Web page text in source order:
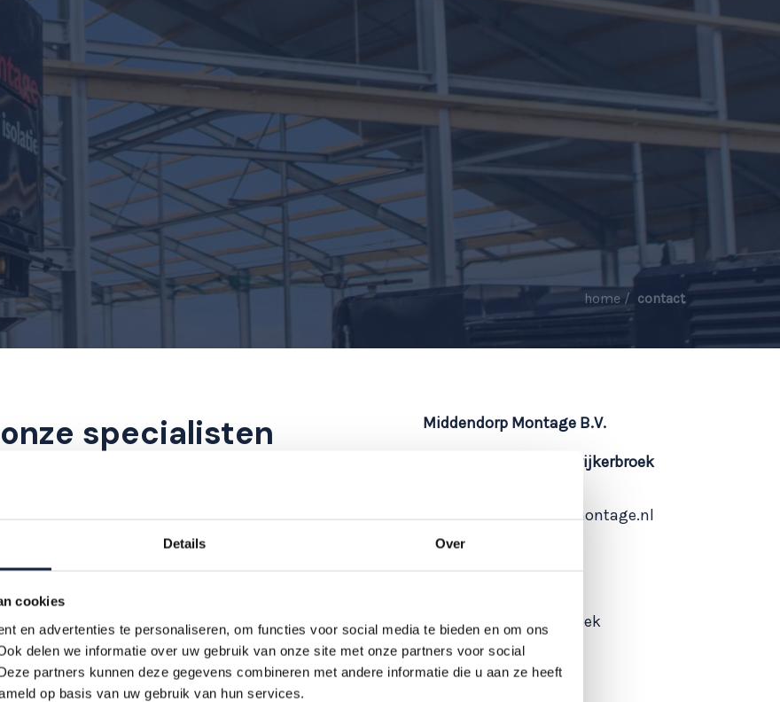
Details Over
cookies
en advertenties te personaliseren, om functies voor social media te bieden en om ons
delen we informatie over uw gebruik van onze site met onze partners voor social
partners kunnen deze gegevens combineren met andere informatie die u aan ze heeft
op basis van uw gebruik van hun services.
home contact
specialisten
van dienst kunnen zijn? Neemt u dan
Middendorp Montage B.V.
Hoofdvestiging Kootwijkerbroek
E: info@middendorpmontage.nl
Adres
3774 RG Kootwijkerbroek
Vestiging Drachten